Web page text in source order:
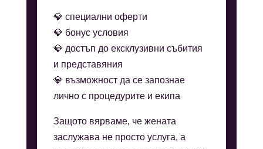
💎 специални оферти
💎 бонус условия
💎 достъп до ексклузивни събития
и представяния
💎 възможност да се запознае
лично с процедурите и екипа
Защото вярваме, че жената
заслужава не просто услуга, а